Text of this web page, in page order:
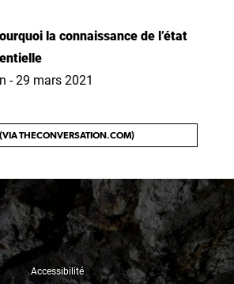
la connaissance de l’état
- 29 mars 2021
THECONVERSATION.COM)
Accessibilité